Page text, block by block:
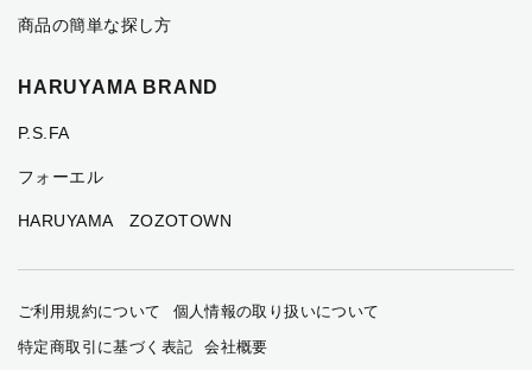
商品の簡単な探し方
HARUYAMA BRAND
P.S.FA
フォーエル
HARUYAMA ZOZOTOWN
ご利用規約について
個人情報の取り扱いについて
特定商取引に基づく表記
会社概要